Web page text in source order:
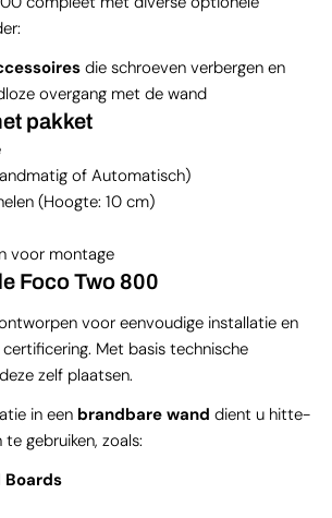
die schroeven verbergen en
overgang met de wand
pakket
of Automatisch)
(Hoogte: 10 cm)
voor montage
Foco Two 800
voor eenvoudige installatie en
Met basis technische
zelf plaatsen.
in een brandbare wand dient u hitte-
gebruiken, zoals:
Boards